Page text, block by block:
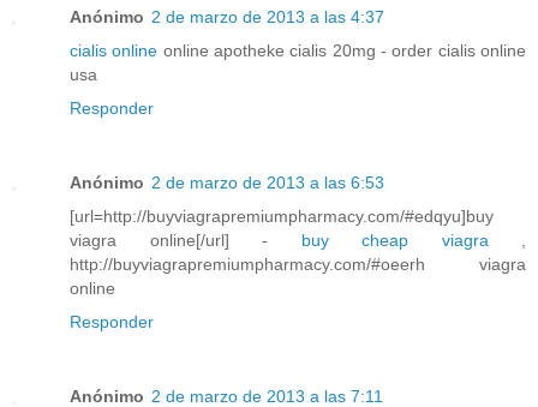
Anónimo 2 de marzo de 2013 a las 4:37
cialis online online apotheke cialis 20mg - order cialis online
usa
Responder
Anónimo 2 de marzo de 2013 a las 6:53
[url=http://buyviagrapremiumpharmacy.com/#edqyu]buy
viagra online[/url] - buy cheap viagra
http://buyviagrapremiumpharmacy.com/#oeerh viagra
online
Responder
Anónimo 2 de marzo de 2013 a las 7:11